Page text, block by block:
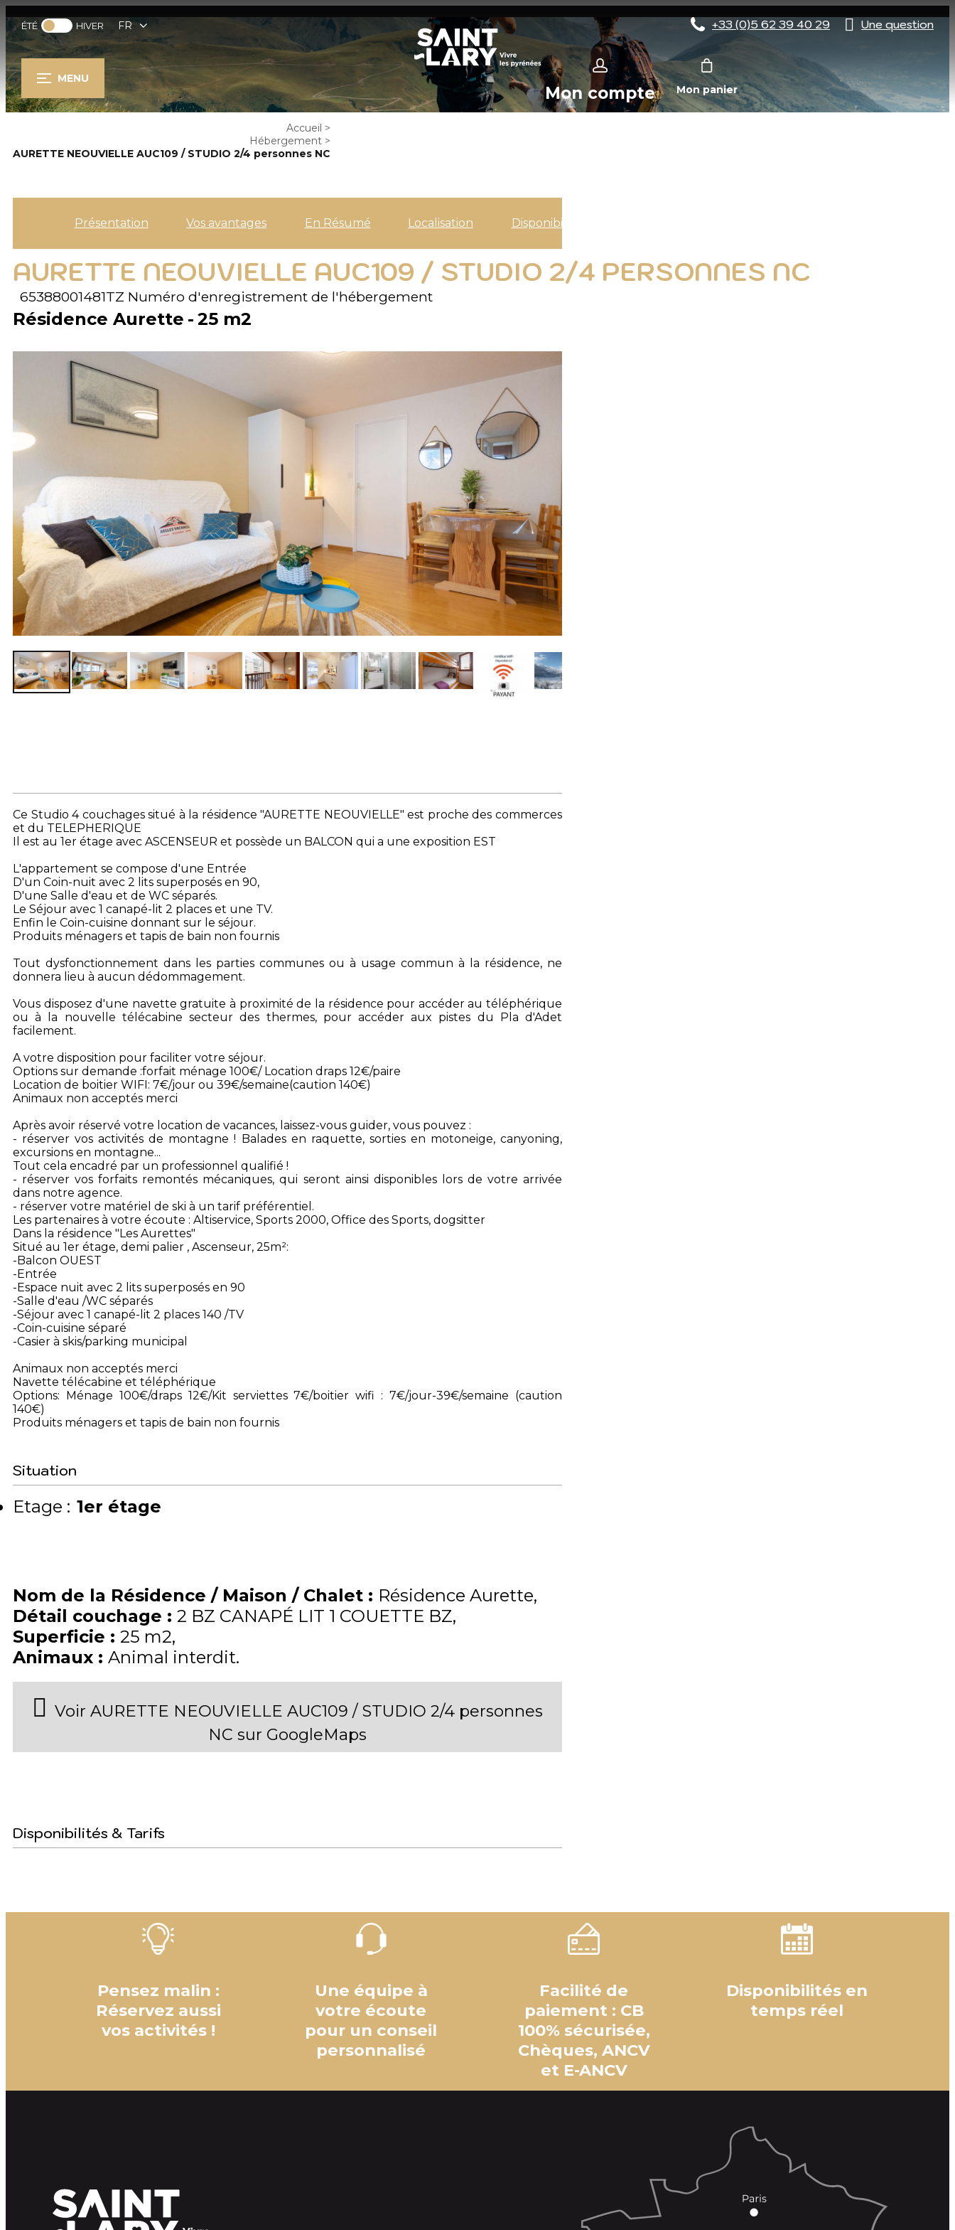
ÉTÉ HIVER FR +33 (0)5 62 39 40 29 Une question
MENU
Mon compte Mon panier
Accueil >
Hébergement >
AURETTE NEOUVIELLE AUC109 / STUDIO 2/4 personnes NC
Présentation Vos avantages En Résumé Localisation Disponibilités
AURETTE NEOUVIELLE AUC109 / STUDIO 2/4 PERSONNES NC
65388001481TZ Numéro d'enregistrement de l'hébergement
Résidence Aurette 25 m2
Ce Studio 4 couchages situé à la résidence "AURETTE NEOUVIELLE" est proche des commerces
et du TELEPHERIQUE
Il est au 1er étage avec ASCENSEUR et possède un BALCON qui a une exposition EST
L'appartement se compose d'une Entrée
D'un Coin-nuit avec 2 lits superposés en 90,
D'une Salle d'eau et de WC séparés.
Le Séjour avec 1 canapé-lit 2 places et une TV.
Enfin le Coin-cuisine donnant sur le séjour.
Produits ménagers et tapis de bain non fournis
Tout dysfonctionnement dans les parties communes ou à usage commun à la résidence, ne
donnera lieu à aucun dédommagement.
Vous disposez d'une navette gratuite à proximité de la résidence pour accéder au téléphérique
ou à la nouvelle télécabine secteur des thermes, pour accéder aux pistes du Pla d'Adet
facilement.
A votre disposition pour faciliter votre séjour.
Options sur demande :forfait ménage 100€/ Location draps 12€/paire
Location de boitier WIFI: 7€/jour ou 39€/semaine(caution 140€)
Animaux non acceptés merci
Après avoir réservé votre location de vacances, laissez-vous guider, vous pouvez :
- réserver vos activités de montagne ! Balades en raquette, sorties en motoneige, canyoning,
excursions en montagne...
Tout cela encadré par un professionnel qualifié !
- réserver vos forfaits remontés mécaniques, qui seront ainsi disponibles lors de votre arrivée
dans notre agence.
- réserver votre matériel de ski à un tarif préférentiel.
Les partenaires à votre écoute : Altiservice, Sports 2000, Office des Sports, dogsitter
Dans la résidence "Les Aurettes"
Situé au 1er étage, demi palier , Ascenseur, 25m²:
-Balcon OUEST
-Entrée
-Espace nuit avec 2 lits superposés en 90
-Salle d'eau /WC séparés
-Séjour avec 1 canapé-lit 2 places 140 /TV
-Coin-cuisine séparé
-Casier à skis/parking municipal
Animaux non acceptés merci
Navette télécabine et téléphérique
Options: Ménage 100€/draps 12€/Kit serviettes 7€/boitier wifi : 7€/jour-39€/semaine (caution
140€)
Produits ménagers et tapis de bain non fournis
Situation
Etage : 1er étage
Nom de la Résidence / Maison / Chalet : Résidence Aurette
Détail couchage : 2 BZ CANAPÉ LIT 1 COUETTE BZ
Superficie : 25 m2
Animaux : Animal interdit
Voir AURETTE NEOUVIELLE AUC109 / STUDIO 2/4 personnes
NC sur GoogleMaps
Disponibilités & Tarifs
Pensez malin :
Réservez aussi
vos activités !
Une équipe à
votre écoute
pour un conseil
personnalisé
Facilité de
paiement : CB
100% sécurisée,
Chèques, ANCV
et E-ANCV
Disponibilités en
temps réel